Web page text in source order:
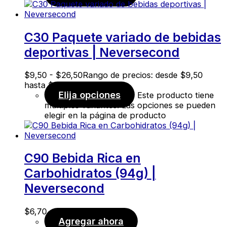
C30 Paquete variado de bebidas
deportivas | Neversecond
$9,50 - $26,50Rango de precios: desde $9,50
hasta $26,50
Elija opciones
Este producto tiene
múltiples variantes. Las opciones se pueden
elegir en la página de producto
C90 Bebida Rica en
Carbohidratos (94g) |
Neversecond
$6,70
Agregar ahora